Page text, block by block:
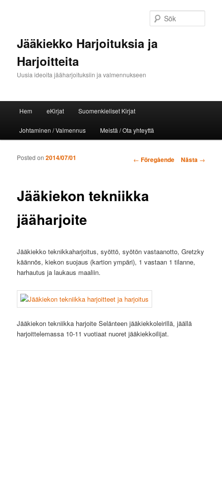
Jääkiekko Harjoituksia ja
Harjoitteita
Uusia ideoita jääharjoituksiin ja valmennukseen
Hoppa till huvudinnehåll
Hoppa till sekundärt innehåll
Hem eKirjat Suomenkieliset Kirjat
Johtaminen / Valmennus Meistä / Ota yhteyttä
Inläggsnavigering
← Föregående Nästa →
Jääkiekon tekniikka
jääharjoite
Posted on2014/07/01
Jääkiekko teknikkaharjoitus, syöttö, syötön vastaanotto, Gretzky
käännös, kiekon suojaus (kartion ympäri), 1 vastaan 1 tilanne,
harhautus ja laukaus maaliin.
Jääkiekon tekniikka harjoite Selänteen jääkiekkoleirillä, jäällä
harjoittelemassa 10-11 vuotiaat nuoret jääkiekkoilijat.